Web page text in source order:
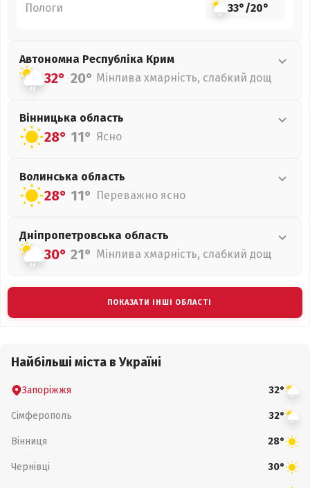
Пологи 33°/20°
Автономна Республіка Крим
32° 20° Мінлива хмарність, слабкий дощ
Вінницька область
28° 11° Ясно
Волинська область
28° 11° Переважно ясно
Дніпропетровська область
30° 21° Мінлива хмарність, слабкий дощ
ПОКАЗАТИ ІНШІ ОБЛАСТІ
Найбільші міста в Україні
Запоріжжя 32°
Сімферополь 32°
Вінниця 28°
Чернівці 30°